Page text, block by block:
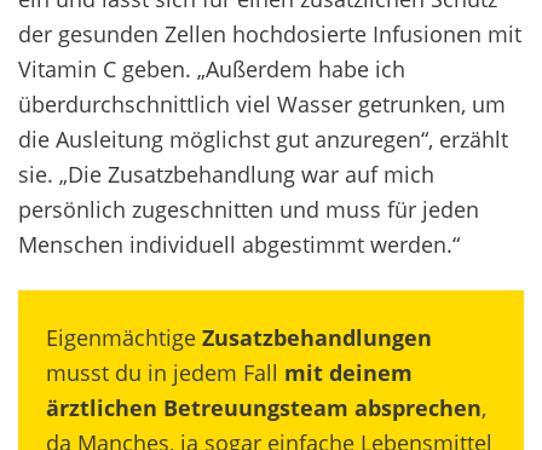
der gesunden Zellen hochdosierte Infusionen mit
Vitamin C geben. „Außerdem habe ich
überdurchschnittlich viel Wasser getrunken, um
die Ausleitung möglichst gut anzuregen“, erzählt
sie. „Die Zusatzbehandlung war auf mich
persönlich zugeschnitten und muss für jeden
Menschen individuell abgestimmt werden.“
Eigenmächtige Zusatzbehandlungen
musst du in jedem Fall mit deinem
ärztlichen Betreuungsteam absprechen,
da Manches, ja sogar einfache Lebensmittel